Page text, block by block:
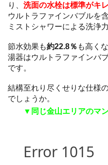
り、洗面の水栓は標準がキ
ウルトラファインバブルを
ミストシャワーによる洗浄
節水効果も約22.8％ も高く
湯器はウルトラファインバ
です。
結構至れり尽くせりな仕様
でしょうか。
▼同じ金山エリアのマ